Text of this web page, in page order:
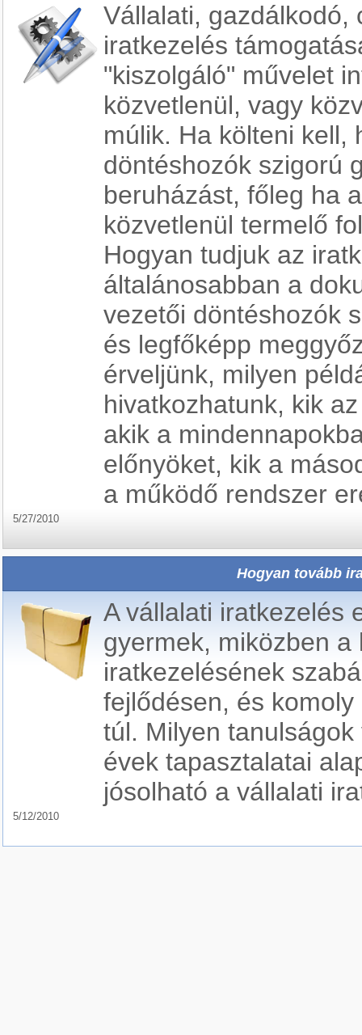
Vállalati, gazdálkodó,
iratkezelés
"kiszolgáló" művelet
közvetlenül, vagy
múlik. Ha költeni kell,
döntéshozók szigorú
beruházást, főleg ha
közvetlenül termelő
Hogyan tudjuk az
általánosabban a
vezetői döntéshozók
és legfőképp
érveljünk, milyen
hivatkozhatunk, kik
akik a
előnyöket, kik a
a működő rendszer
5/27/2010
Hogyan tovább
A vállalati iratkezelés
gyermek, miközben a
iratkezelésének
fejlődésen, és
túl. Milyen
évek tapasztalatai
jósolható a vállalati
5/12/2010